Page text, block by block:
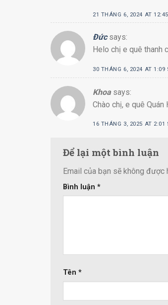
21 THÁNG 6, 2024 AT
Đức says:
Helo chị e quê thanh
30 THÁNG 6, 2024 AT 1:09
Khoa says:
Chào chị, e quê
16 THÁNG 3, 2025 AT 2:01
Để lại một bình luận
Email của bạn sẽ không được
Bình luận *
Tên *